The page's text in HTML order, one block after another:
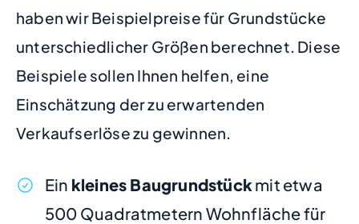
haben wir Beispielpreise für Grundstücke
unterschiedlicher Größen berechnet. Diese
Beispiele sollen Ihnen helfen, eine
Einschätzung der zu erwartenden
Verkaufserlöse zu gewinnen.
Ein kleines Baugrundstückmit etwa
500 Quadratmetern Wohnfläche für